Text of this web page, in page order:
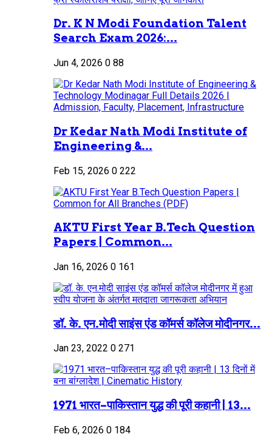
Dr. K N Modi Foundation Talent
Search Exam 2026:...
Jun 4, 2026 0 88
Dr Kedar Nath Modi Institute of
Engineering &...
Feb 15, 2026 0 222
AKTU First Year B.Tech Question
Papers | Common...
Jan 16, 2026 0 161
डॉ. के. एन.मोदी साइंस एंड कॉमर्स कॉलेज मोदीनगर...
Jan 23, 2022 0 271
1971 भारत–पाकिस्तान युद्ध की पूरी कहानी | 13...
Feb 6, 2026 0 184